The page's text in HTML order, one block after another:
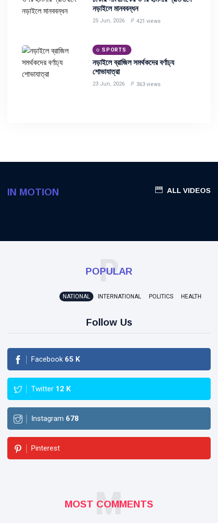
নড়াইলে মানববন্ধন
25 Jun, 2026 421 views
SPORTS
নড়াইলে ব্রাজিল সমর্থকদের বর্ণাঢ্য
শোভাযাত্রা
23 Jun, 2026 363 views
IN MOTION ALL VIDEOS
POPULAR
P
NATIONAL INTERNATIONAL POLITICS HEALTH
Follow Us
Facebook 65 K
Twitter 12 K
Instagram 678
Pinterest
MOST COMMENTS
M